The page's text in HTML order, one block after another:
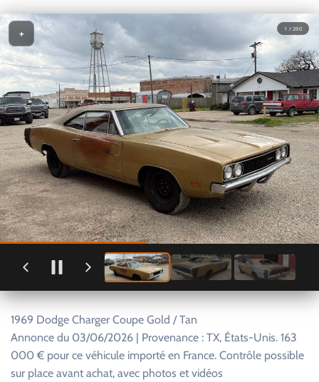
1 / 260
+
1969 Dodge Charger Coupe Gold / Tan
Annonce du 03/06/2026 | Provenance : TX, États-Unis. 163
000 € pour ce véhicule importé en France. Contrôle possible
sur place avant achat, avec photos et vidéos